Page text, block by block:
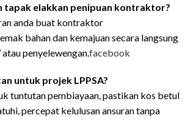
tapak elakkan penipuan kontraktor?
anda buat kontraktor
bahan dan kemajuan secara langsung
atau penyelewengan.facebook
untuk projek LPPSA?
tuntutan pembiayaan, pastikan kos betul
percepat kelulusan ansuran tanpa